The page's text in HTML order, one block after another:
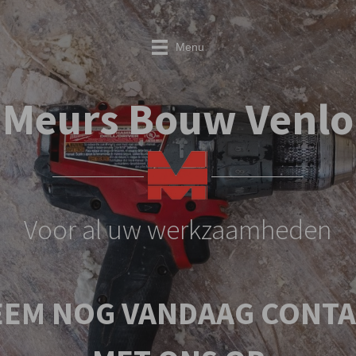
Menu
Meurs Bouw Venlo
Voor al uw werkzaamheden
NOG VANDAAG